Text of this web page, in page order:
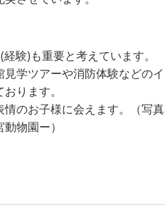
験)も重要と考えています。
学ツアーや消防体験などのイ
ります。
のお子様に会えます。（写真
物園ー）